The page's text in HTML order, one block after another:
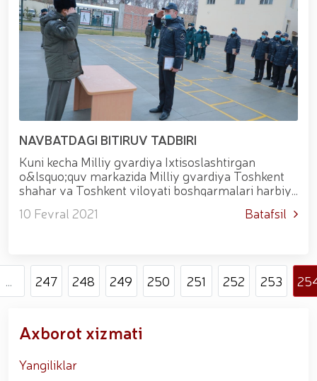
NAVBATDAGI BITIRUV TADBIRI
Kuni kecha Milliy gvardiya Ixtisoslashtirgan
o&lsquo;quv markazida Milliy gvardiya Toshkent
shahar va Toshkent viloyati boshqarmalari harbiy
aeroportlarda xavfsizlikni taʼmin...
10 Fevral 2021 Batafsil
... 247 248 249 250 251 252 253
Axborot xizmati
Yangiliklar